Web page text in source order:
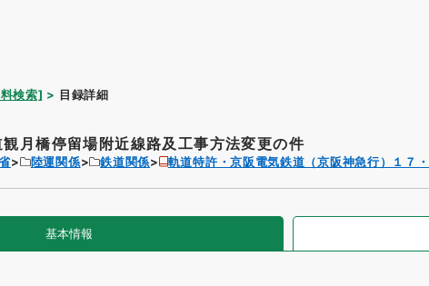
検索] 目録詳細
月橋停留場附近線路及工事方法変更の件
陸運関係 鉄道関係 軌道特許・京阪電気鉄道（京阪神急行）１７
基本情報